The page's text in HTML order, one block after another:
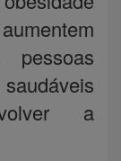
pessoas
a